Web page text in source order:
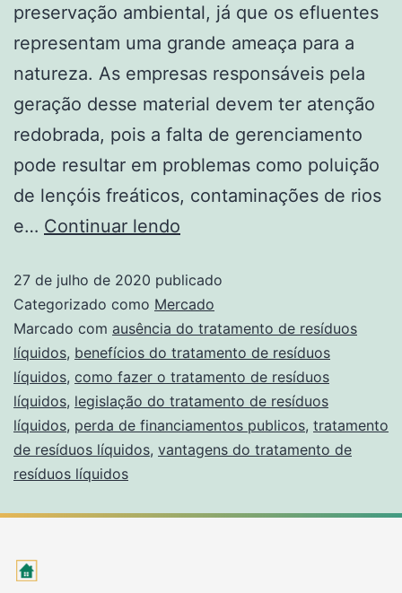
preservação ambiental, já que os efluentes
representam uma grande ameaça para a
natureza. As empresas responsáveis pela
geração desse material devem ter atenção
redobrada, pois a falta de gerenciamento
pode resultar em problemas como poluição
de lençóis freáticos, contaminações de rios
e… Continuar lendo
27 de julho de 2020 publicado
Categorizado como Mercado
Marcado com ausência do tratamento de resíduos
líquidos, benefícios do tratamento de resíduos
líquidos, como fazer o tratamento de resíduos
líquidos, legislação do tratamento de resíduos
líquidos, perda de financiamentos publicos, tratamento
de resíduos líquidos, vantagens do tratamento de
resíduos líquidos